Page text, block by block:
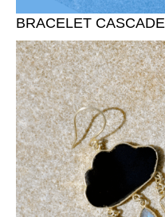
BRACELET CASCADE